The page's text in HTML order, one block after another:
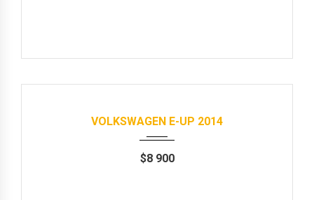
Продані 2014 Автомат 65000 km
VOLKSWAGEN E-UP 2014
$8 900